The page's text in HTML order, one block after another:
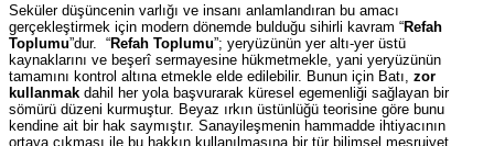
Seküler düşüncenin varlığı ve insanı anlamlandıran bu amacı
gerçekleştirmek için modern dönemde bulduğu sihirli kavram “Refah
Toplumu”dur. “Refah Toplumu”; yeryüzünün yer altı-yer üstü
kaynaklarını ve beşerî sermayesine hükmetmekle, yani yeryüzünün
tamamını kontrol altına etmekle elde edilebilir. Bunun için Batı, zor
kullanmak dahil her yola başvurarak küresel egemenliği sağlayan bir
sömürü düzeni kurmuştur. Beyaz ırkın üstünlüğü teorisine göre bunu
kendine ait bir hak saymıştır. Sanayileşmenin hammadde ihtiyacının
ortaya çıkması ile bu hakkın kullanılmasına bir tür bilimsel meşruiyet